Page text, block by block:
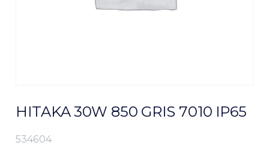
HITAKA 30W 850 GRIS 7010 IP65
534604